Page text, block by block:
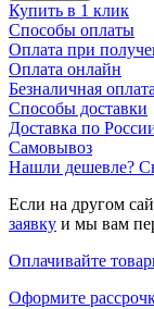
Купить в 1 клик
Способы оплаты
Оплата при
Оплата онлайн
Безналичная оплата
Способы доставки
Доставка по
Самовывоз
Нашли дешевле?
Если на другом
заявку и мы вам
Оплачивайте
Оформите